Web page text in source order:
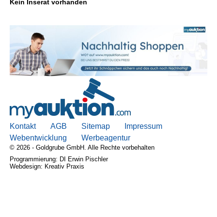
AGB, Nutzungsbedingungen
Impressum
Kein Inserat vorhanden
Kontakt AGB Sitemap
Impressum
Webentwicklung
Werbeagentur
© 2026 - Goldgrube GmbH. Alle Rechte vorbehalten
Programmierung: DI Erwin Pischler
Webdesign: Kreativ Praxis